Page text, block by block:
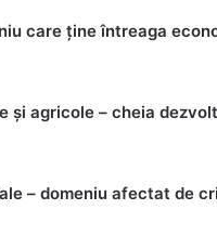
care ține întreaga
și agricole – cheia
– domeniu afectat de